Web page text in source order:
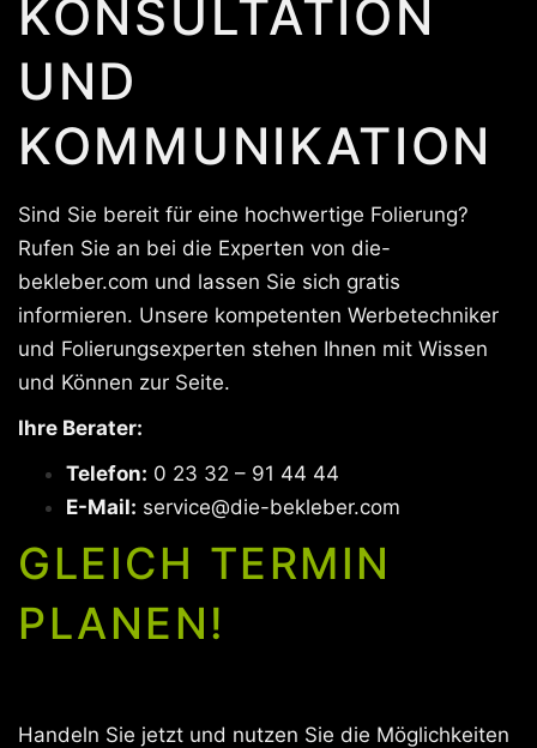
KONSULTATION
UND
KOMMUNIKATION
Sind Sie bereit für eine hochwertige Folierung?
Rufen Sie an bei die Experten von die-
bekleber.com und lassen Sie sich gratis
informieren. Unsere kompetenten Werbetechniker
und Folierungsexperten stehen Ihnen mit Wissen
und Können zur Seite.
Ihre Berater:
Telefon: 0 23 32 – 91 44 44
E-Mail: service@die-bekleber.com
GLEICH TERMIN
PLANEN!
Handeln Sie jetzt und nutzen Sie die Möglichkeiten